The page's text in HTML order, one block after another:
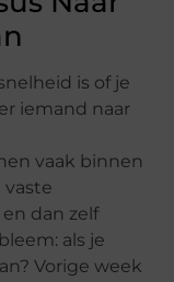
is of je
iemand naar
vaak binnen
vaste
dan zelf
als je
Vorige week